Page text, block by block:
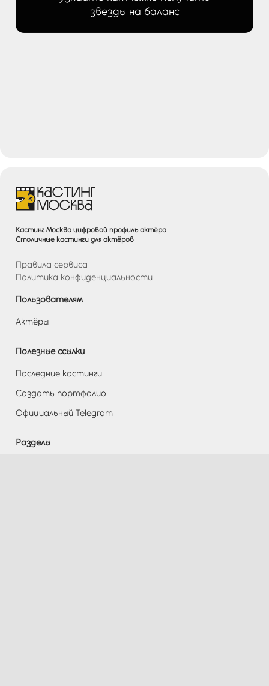
звезды на баланс
Кастинг Москва цифровой профиль актёра
Столичные кастинги для актёров
Правила сервиса
Политика конфиденциальности
Пользователям
Актёры
Полезные ссылки
Последние кастинги
Создать портфолио
Официальный Telegram
Разделы